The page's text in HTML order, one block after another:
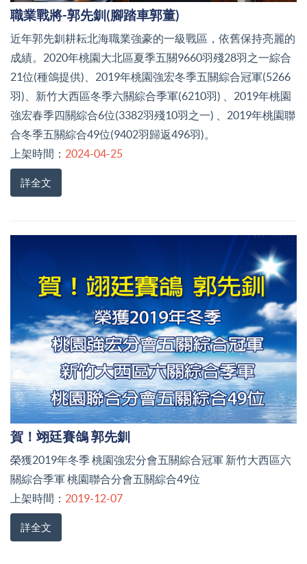
職業戰將-郭先釧(腳踏車郭董)
近年郭先釧耕耘北海職業強豪的一級戰區，依舊保持亮麗的
成績。2020年桃園大北區夏季五關9660羽殘28羽之一綜合
21位(種鴿提供)、2019年桃園強宏冬季五關綜合冠軍(5266
羽)、新竹大西區冬季六關綜合季軍(6210羽) 、2019年桃園
強宏春季四關綜合6位(3382羽殘10羽之一) 、2019年桃園聯
合冬季五關綜合49位(9402羽歸返496羽)。
上架時間： 2024-04-25
詳全文
賀！翊廷賽鴿 郭先釧
榮獲2019年冬季 桃園強宏分會五關綜合冠軍 新竹大西區六
關綜合季軍 桃園聯合分會五關綜合49位
上架時間： 2019-12-07
詳全文